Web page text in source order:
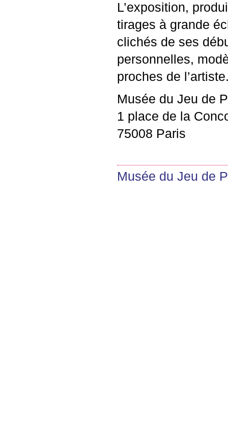
L’exposition,
tirages à grande
clichés de ses
personnelles,
proches de
Musée du Jeu de
1 place de la
75008 Paris
Musée du Jeu de